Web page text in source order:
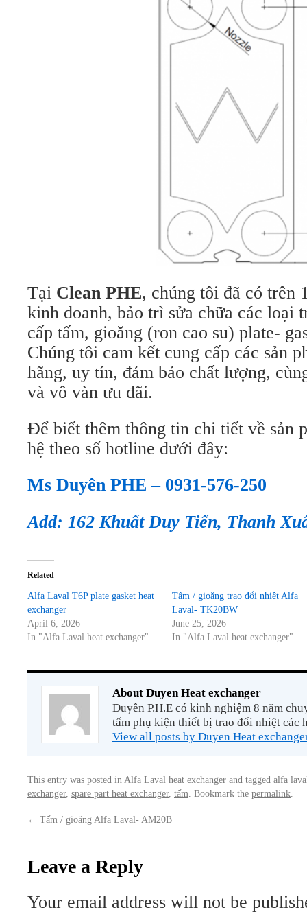
Tại Clean PHE, chúng tôi đã có trên
kinh doanh, bảo trì sửa chữa các loại
cấp tấm, gioăng (ron cao su) plate-
Chúng tôi cam kết cung cấp các sản
hãng, uy tín, đảm bảo chất lượng,
và vô vàn ưu đãi.
Để biết thêm thông tin chi tiết về sản
hệ theo số hotline dưới đây:
Ms Duyên PHE – 0931-576-250
Add: 162 Khuất Duy Tiến, Thanh
Related
Alfa Laval T6P plate gasket heat
exchanger
April 6, 2026
In "Alfa Laval heat exchanger"
Tấm / gioăng trao đổi nhiệt Alfa
Laval- TK20BW
June 25, 2026
In "Alfa Laval heat exchanger"
About Duyen Heat exchanger
Duyên P.H.E có kinh nghiệm 8 năm
tấm phụ kiện thiết bị trao đổi nhiệt các
View all posts by Duyen Heat
This entry was posted in Alfa Laval heat exchanger and tagged alfa
exchanger, spare part heat exchanger, tấm . Bookmark the permalink
← Tấm / gioăng Alfa Laval- AM20B
Leave a Reply
Your email address will not be